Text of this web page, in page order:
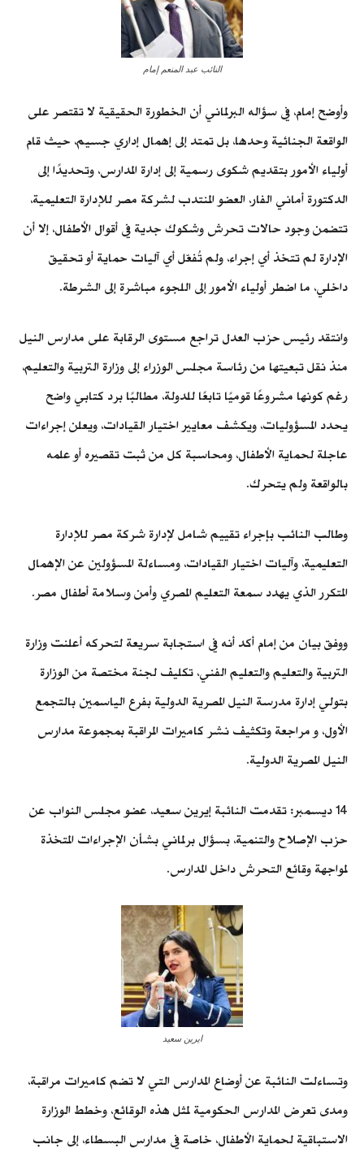
النائب عبد المنعم إمام
وأوضح إمام، في سؤاله البرلماني أن الخطورة الحقيقية لا تقتصر على
الواقعة الجنائية وحدها، بل تمتد إلى إهمال إداري جسيم، حيث قام
أولياء الأمور بتقديم شكوى رسمية إلى إدارة المدارس، وتحديدًا إلى
الدكتورة أماني الفار، العضو المنتدب لشركة مصر للإدارة التعليمية،
تتضمن وجود حالات تحرش وشكوك جدية في أقوال الأطفال، إلا أن
الإدارة لم تتخذ أي إجراء، ولم تُفعّل أي آليات حماية أو تحقيق
داخلي، ما اضطر أولياء الأمور إلى اللجوء مباشرة إلى الشرطة.
وانتقد رئيس حزب العدل تراجع مستوى الرقابة على مدارس النيل
منذ نقل تبعيتها من رئاسة مجلس الوزراء إلى وزارة التربية والتعليم،
رغم كونها مشروعًا قوميًا تابعًا للدولة، مطالبًا برد كتابي واضح
يحدد المسؤوليات، ويكشف معايير اختيار القيادات، ويعلن إجراءات
عاجلة لحماية الأطفال، ومحاسبة كل من ثبت تقصيره أو علمه
بالواقعة ولم يتحرك.
وطالب النائب بإجراء تقييم شامل لإدارة شركة مصر للإدارة
التعليمية، وآليات اختيار القيادات، ومساءلة المسؤولين عن الإهمال
المتكرر الذي يهدد سمعة التعليم المصري وأمن وسلامة أطفال مصر.
ووفق بيان من إمام أكد أنه في استجابة سريعة لتحركه أعلنت وزارة
التربية والتعليم والتعليم الفني، تكليف لجنة مختصة من الوزارة
بتولي إدارة مدرسة النيل المصرية الدولية بفرع الياسمين بالتجمع
الأول، و مراجعة وتكثيف نشر كاميرات المراقبة بمجموعة مدارس
النيل المصرية الدولية.
14 ديسمبر: تقدمت النائبة إيرين سعيد، عضو مجلس النواب عن
حزب الإصلاح والتنمية، بسؤال برلماني بشأن الإجراءات المتخذة
لمواجهة وقائع التحرش داخل المدارس.
ايرين سعيد
وتساءلت النائبة عن أوضاع المدارس التي لا تضم كاميرات مراقبة،
ومدى تعرض المدارس الحكومية لمثل هذه الوقائع، وخطط الوزارة
الاستباقية لحماية الأطفال، خاصة في مدارس البسطاء، إلى جانب